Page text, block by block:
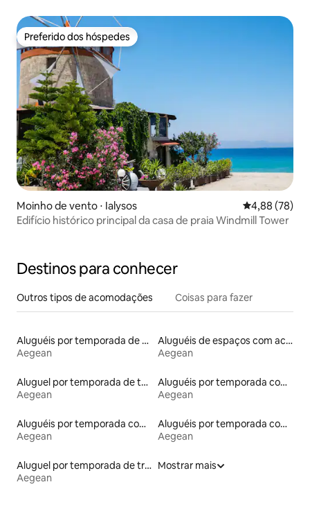
Preferido dos hóspedes
Preferido dos hóspedes
Moinho de vento ⋅ Ialysos 4,88 de uma
4,88 (78)
Edifício histórico principal da casa de praia Windmill Tower
Destinos para conhecer
Outros tipos de acomodações Coisas para fazer
Aluguéis por temporada de acomodações de luxo
Aegean
Aluguéis de espaços com acesso direto a pistas de esqui
Aegean
Aluguel por temporada de tendas
Aegean
Aluguéis por temporada com banheira de hidromassagem
Aegean
Aluguéis por temporada com caiaque
Aegean
Aluguéis por temporada com banheiro para PCD
Aegean
Aluguel por temporada de trailers
Aegean
Mostrar mais